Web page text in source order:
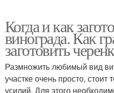
Когда и как
винограда. Как
заготовить
Размножить любимый вид
участке очень просто, стоит
усилий. Для этого